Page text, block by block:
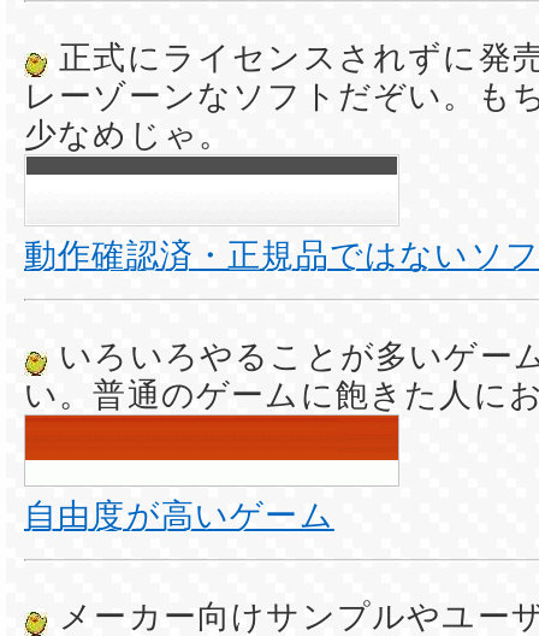
正式にライセンスされずに発
レーゾーンなソフトだぞい。も
少なめじゃ。
動作確認済・正規品ではないソ
いろいろやることが多いゲー
い。普通のゲームに飽きた人に
自由度が高いゲーム
メーカー向けサンプルやユー